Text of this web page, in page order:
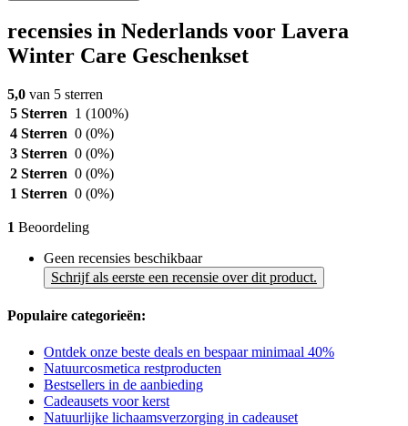
recensies in Nederlands voor Lavera
Winter Care Geschenkset
5,0 van 5 sterren
5 Sterren 1 (100%)
4 Sterren 0 (0%)
3 Sterren 0 (0%)
2 Sterren 0 (0%)
1 Sterren 0 (0%)
1 Beoordeling
Geen recensies beschikbaar
Schrijf als eerste een recensie over dit product.
Populaire categorieën:
Ontdek onze beste deals en bespaar minimaal 40%
Natuurcosmetica restproducten
Bestsellers in de aanbieding
Cadeausets voor kerst
Natuurlijke lichaamsverzorging in cadeauset